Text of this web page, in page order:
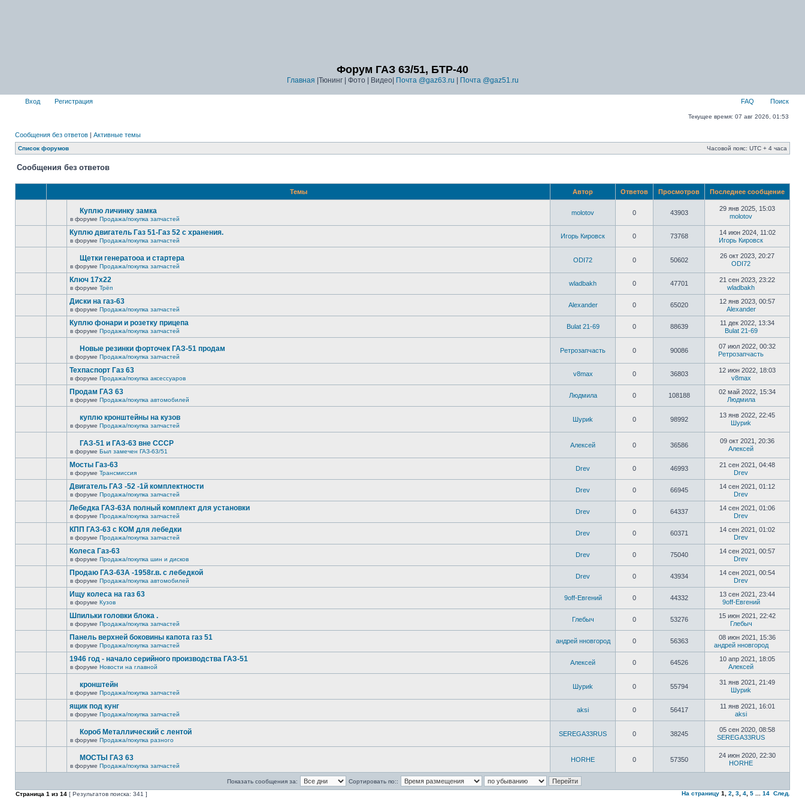
Форум ГАЗ 63/51, БТР-40
Главная |Тюнинг | Фото | Видео| Почта @gaz63.ru Почта @gaz51.ru
Вход Регистрация FAQ Поиск
Текущее время: 07 авг 2026, 01:53
Сообщения без ответов | Активные темы
Список форумов Часовой пояс: UTC + 4 часа
Сообщения без ответов
Темы Автор Ответов Просмотров Последнее сообщение
Куплю личинку замка
в форуме Продажа/покупка запчастей
molotov 0 43903
29 янв 2025, 15:03
molotov
Куплю двигатель Газ 51-Газ 52 с хранения.
в форуме Продажа/покупка запчастей
Игорь Кировск 0 73768
14 июн 2024, 11:02
Игорь Кировск
Щетки генератооа и стартера
в форуме Продажа/покупка запчастей
ODI72 0 50602
26 окт 2023, 20:27
ODI72
Ключ 17х22
в форуме Трёп
wladbakh 0 47701
21 сен 2023, 23:22
wladbakh
Диски на газ-63
в форуме Продажа/покупка запчастей
Alexander 0 65020
12 янв 2023, 00:57
Alexander
Куплю фонари и розетку прицепа
в форуме Продажа/покупка запчастей
Bulat 21-69 0 88639
11 дек 2022, 13:34
Bulat 21-69
Новые резинки форточек ГАЗ-51 продам
в форуме Продажа/покупка запчастей
Ретрозапчасть 0 90086
07 июл 2022, 00:32
Ретрозапчасть
Техпаспорт Газ 63
в форуме Продажа/покупка аксессуаров
v8max 0 36803
12 июн 2022, 18:03
v8max
Продам ГАЗ 63
в форуме Продажа/покупка автомобилей
Людмила 0 108188
02 май 2022, 15:34
Людмила
куплю кронштейны на кузов
в форуме Продажа/покупка запчастей
Шyриk 0 98992
13 янв 2022, 22:45
Шyриk
ГАЗ-51 и ГАЗ-63 вне СССР
в форуме Был замечен ГАЗ-63/51
Алексей 0 36586
09 окт 2021, 20:36
Алексей
Мосты Газ-63
в форуме Трансмиссия
Drev 0 46993
21 сен 2021, 04:48
Drev
Двигатель ГАЗ -52 -1й комплектности
в форуме Продажа/покупка запчастей
Drev 0 66945
14 сен 2021, 01:12
Drev
Лебедка ГАЗ-63А полный комплект для установки
в форуме Продажа/покупка запчастей
Drev 0 64337
14 сен 2021, 01:06
Drev
КПП ГАЗ-63 с КОМ для лебедки
в форуме Продажа/покупка запчастей
Drev 0 60371
14 сен 2021, 01:02
Drev
Колеса Газ-63
в форуме Продажа/покупка шин и дисков
Drev 0 75040
14 сен 2021, 00:57
Drev
Продаю ГАЗ-63А -1958г.в. с лебедкой
в форуме Продажа/покупка автомобилей
Drev 0 43934
14 сен 2021, 00:54
Drev
Ищу колеса на газ 63
в форуме Кузов
9off-Евгений 0 44332
13 сен 2021, 23:44
9off-Евгений
Шпильки головки блока .
в форуме Продажа/покупка запчастей
Глебыч 0 53276
15 июн 2021, 22:42
Глебыч
Панель верхней боковины капота газ 51
в форуме Продажа/покупка запчастей
андрей нновгород 0 56363
08 июн 2021, 15:36
андрей нновгород
1946 год - начало серийного производства ГАЗ-51
в форуме Новости на главной
Алексей 0 64526
10 апр 2021, 18:05
Алексей
кронштейн
в форуме Продажа/покупка запчастей
Шyриk 0 55794
31 янв 2021, 21:49
Шyриk
ящик под кунг
в форуме Продажа/покупка запчастей
aksi 0 56417
11 янв 2021, 16:01
aksi
Короб Металлический с лентой
в форуме Продажа/покупка разного
SEREGA33RUS 0 38245
05 сен 2020, 08:58
SEREGA33RUS
МОСТЫ ГАЗ 63
в форуме Продажа/покупка запчастей
HORHE 0 57350
24 июн 2020, 22:30
HORHE
Показать сообщения за:
Сортировать по::
Страница 1 из 14 [ Результатов поиска: 341 ] На страницу 1 2 3 4 5 14 След.